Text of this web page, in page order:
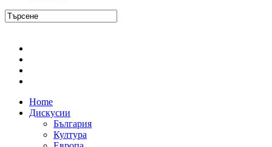
Home
Дискусии
България
Култура